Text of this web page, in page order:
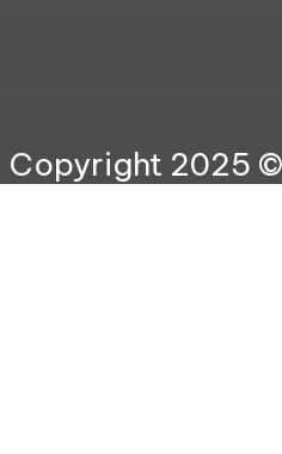
Copyright 2025